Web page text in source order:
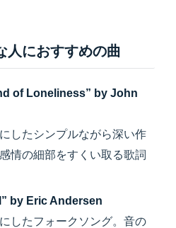
人におすすめの曲
of Loneliness” by John
したシンプルながら深い作
情の細部をすくい取る歌詞
by Eric Andersen
したフォークソング。音の